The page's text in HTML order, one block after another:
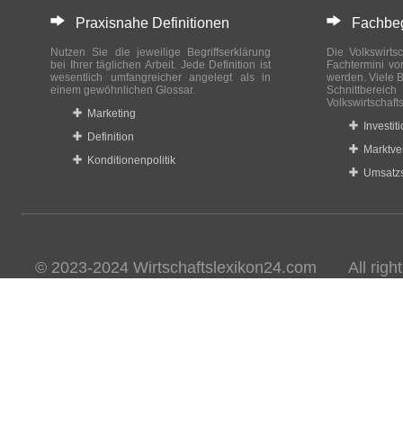
Praxisnahe Definitionen
Nutzen Sie die jeweilige Begriffserklärung
bei Ihrer täglichen Arbeit. Jede Definition ist
wesentlich umfangreicher angelegt als in
einem gewöhnlichen Glossar.
Marketing
Definition
Konditionenpolitik
Die
Fachtermini
werden. Viele
© 2023-2024 Wirtschaftslexikon24.com All